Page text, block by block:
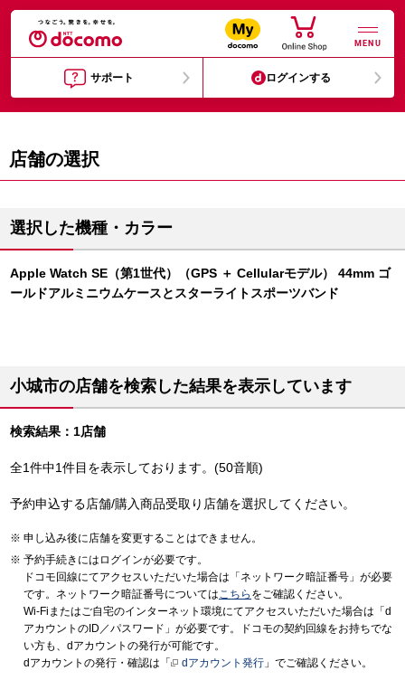
MENU
サポート ログインする
店舗の選択
選択した機種・カラー
Apple Watch SE（第1世代）（GPS ＋ Cellularモデル） 44mm ゴ
ールドアルミニウムケースとスターライトスポーツバンド
小城市の店舗を検索した結果を表示しています
検索結果：1店舗
全1件中1件目を表示しております。(50音順)
予約申込する店舗/購入商品受取り店舗を選択してください。
申し込み後に店舗を変更することはできません。
予約手続きにはログインが必要です。
ドコモ回線にてアクセスいただいた場合は「ネットワーク暗証番号」が必要
です。ネットワーク暗証番号についてはこちら をご確認ください。
Wi-Fiまたはご自宅のインターネット環境にてアクセスいただいた場合は「d
アカウントのID／パスワード」が必要です。ドコモの契約回線をお持ちでな
い方も、dアカウントの発行が可能です。
dアカウントの発行・確認は「
dアカウント発行 」でご確認ください。